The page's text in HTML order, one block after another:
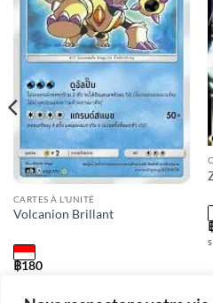
CARTES À L'UNITÉ
Volcanion Brillant
฿180